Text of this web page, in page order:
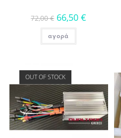
72,00€ 66,50€
αγορά
OUT OF STOCK